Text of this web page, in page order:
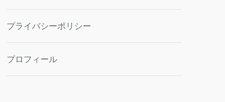
プライバシーポリシー
プロフィール